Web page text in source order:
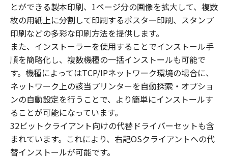
とができる製本印刷、1ページ分の画像を拡大して、複数
枚の用紙上に分割して印刷するポスター印刷、スタンプ
印刷などの多彩な印刷方法を提供します。
また、インストーラーを使用することでインストール手
順を簡略化し、複数機種の一括インストールも可能で
す。機種によってはTCP/IPネットワーク環境の場合に、
ネットワーク上の該当プリンターを自動探索・オプショ
ンの自動設定を行うことで、より簡単にインストールす
ることが可能になっています。
32ビットクライアント向けの代替ドライバーセットも含
まれています。これにより、右記OSクライアントへの代
替インストールが可能です。